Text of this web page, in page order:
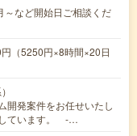
など開始日ご相談くだ
（5250円×8時間×20日
開発案件をお任せいたし
しています。 -…